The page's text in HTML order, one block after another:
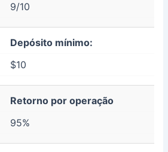
9/10
Depósito mínimo:
$10
Retorno por operação
95%